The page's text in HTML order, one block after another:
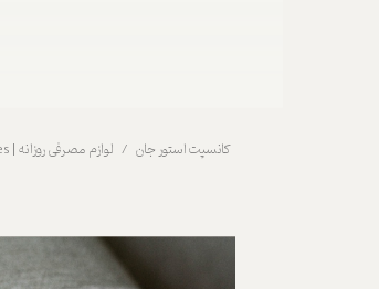
کانسپت استور جان لوازم مصرفی روزانه | Daily Supplies